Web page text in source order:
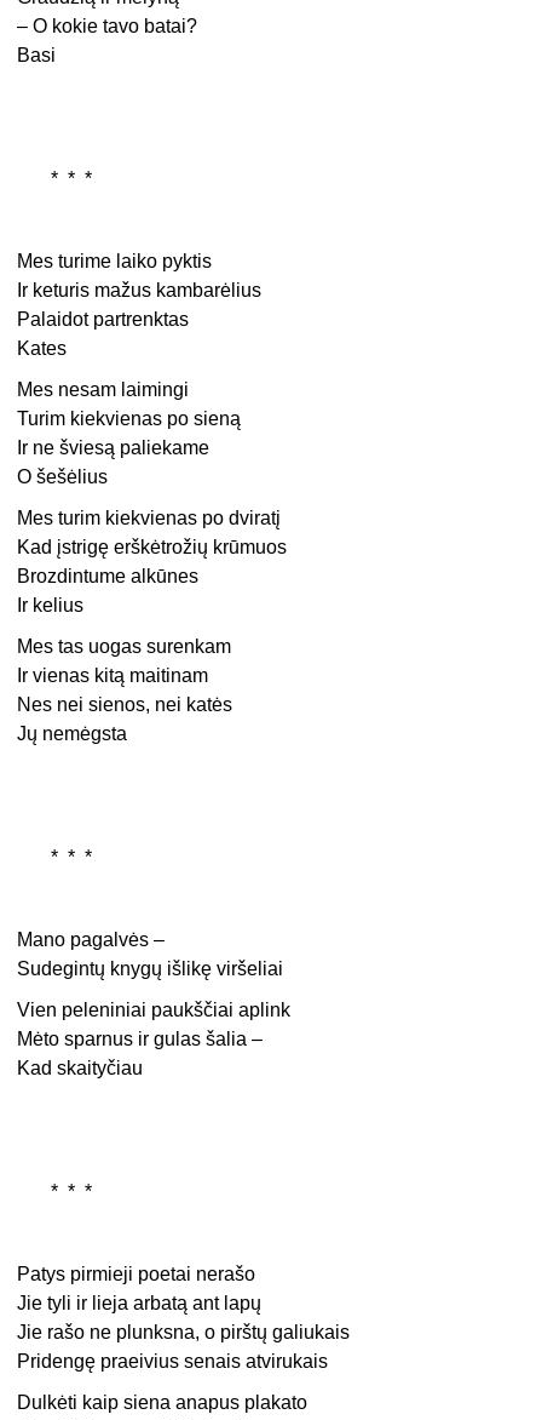
– O kokie tavo batai?
Basi
* * *
Mes turime laiko pyktis
Ir keturis mažus kambarėlius
Palaidot partrenktas
Kates
Mes nesam laimingi
Turim kiekvienas po sieną
Ir ne šviesą paliekame
O šešėlius
Mes turim kiekvienas po dviratį
Kad įstrigę erškėtrožių krūmuos
Brozdintume alkūnes
Ir kelius
Mes tas uogas surenkam
Ir vienas kitą maitinam
Nes nei sienos, nei katės
Jų nemėgsta
* * *
Mano pagalvės –
Sudegintų knygų išlikę viršeliai
Vien peleniniai paukščiai aplink
Mėto sparnus ir gulas šalia –
Kad skaityčiau
* * *
Patys pirmieji poetai nerašo
Jie tyli ir lieja arbatą ant lapų
Jie rašo ne plunksna, o pirštų galiukais
Pridengę praeivius senais atvirukais
Dulkėti kaip siena anapus plakato